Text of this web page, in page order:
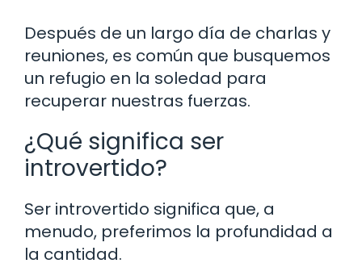
Después de un largo día de charlas y
reuniones, es común que busquemos
un refugio en la soledad para
recuperar nuestras fuerzas.
¿Qué significa ser
introvertido?
Ser introvertido significa que, a
menudo, preferimos la profundidad a
la cantidad.